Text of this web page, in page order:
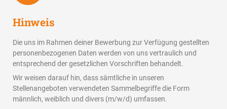
Hinweis
Die uns im Rahmen deiner Bewerbung zur Verfügung gestellten
personenbezogenen Daten werden von uns vertraulich und
entsprechend der gesetzlichen Vorschriften behandelt.
Wir weisen darauf hin, dass sämtliche in unseren
Stellenangeboten verwendeten Sammelbegriffe die Form
männlich, weiblich und divers (m/w/d) umfassen.